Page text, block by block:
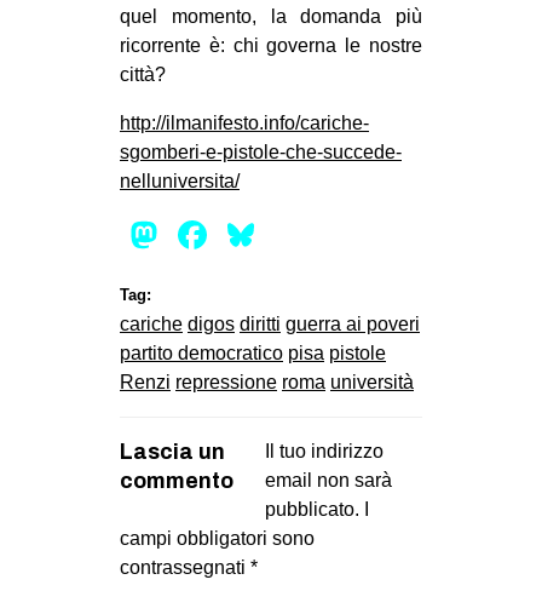
quel momento, la domanda più
ricor­rente è: chi governa le nostre
città?
http://ilmanifesto.info/cariche-
sgomberi-e-pistole-che-succede-
nelluniversita/
Mastodon
Facebook
Tag:
cariche digos diritti guerra ai poveri
partito democratico pisa pistole
Renzi repressione roma università
Lascia un
commento
Il tuo indirizzo
email non sarà
pubblicato.
campi obbligatori sono
contrassegnati *